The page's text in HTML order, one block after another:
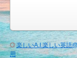
楽しいA.I.楽しい英語
用